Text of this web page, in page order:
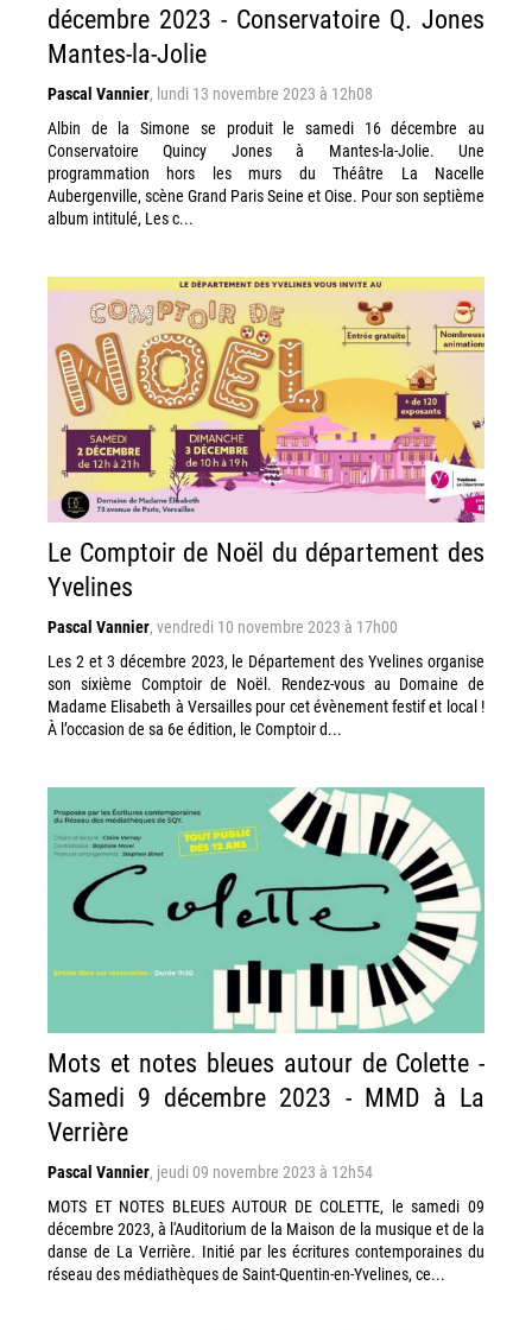
décembre 2023 - Conservatoire Q. Jones
Mantes-la-Jolie
Pascal Vannier, lundi 13 novembre 2023 à 12h08
Albin de la Simone se produit le samedi 16 décembre au
Conservatoire Quincy Jones à Mantes-la-Jolie. Une
programmation hors les murs du Théâtre La Nacelle
Aubergenville, scène Grand Paris Seine et Oise. Pour son septième
album intitulé, Les c...
Le Comptoir de Noël du département des
Yvelines
Pascal Vannier, vendredi 10 novembre 2023 à 17h00
Les 2 et 3 décembre 2023, le Département des Yvelines organise
son sixième Comptoir de Noël. Rendez-vous au Domaine de
Madame Elisabeth à Versailles pour cet évènement festif et local !
À l’occasion de sa 6e édition, le Comptoir d...
Mots et notes bleues autour de Colette -
Samedi 9 décembre 2023 - MMD à La
Verrière
Pascal Vannier, jeudi 09 novembre 2023 à 12h54
MOTS ET NOTES BLEUES AUTOUR DE COLETTE, le samedi 09
décembre 2023, à l'Auditorium de la Maison de la musique et de la
danse de La Verrière. Initié par les écritures contemporaines du
réseau des médiathèques de Saint-Quentin-en-Yvelines, ce...